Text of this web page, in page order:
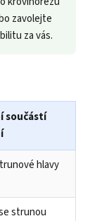
zavolejte
za vás.
součástí
hlavy
strunou